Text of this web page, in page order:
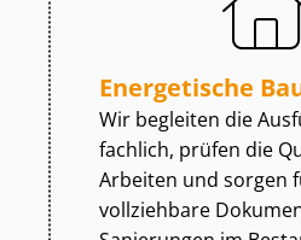
Energetische
Wir begleiten die
fachlich, prüfen die
Arbeiten und sorgen
voll­zieh­ba­re